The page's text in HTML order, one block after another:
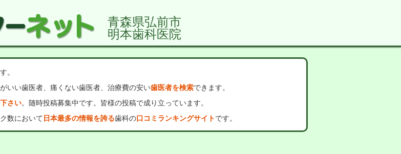
青森県弘前市
明本歯科医院
。
いい歯医者、痛くない歯医者、治療費の安い歯医者を検索できます。
さい。随時投稿募集中です。皆様の投稿で成り立っています。
数において 日本最多の情報を誇る歯科の口コミランキングサイトです。